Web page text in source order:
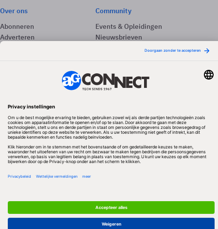
Over ons
Abonneren
Adverteren
Community
Events & Opleidingen
Nieuwsbrieven
Redactionele partner
Privacy & Cookies